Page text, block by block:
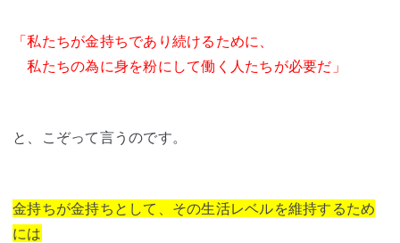
「私たちが金持ちであり続けるために、
私たちの為に身を粉にして働く人たちが必要だ」
と、こぞって言うのです。
金持ちが金持ちとして、その生活レベルを維持するため
には